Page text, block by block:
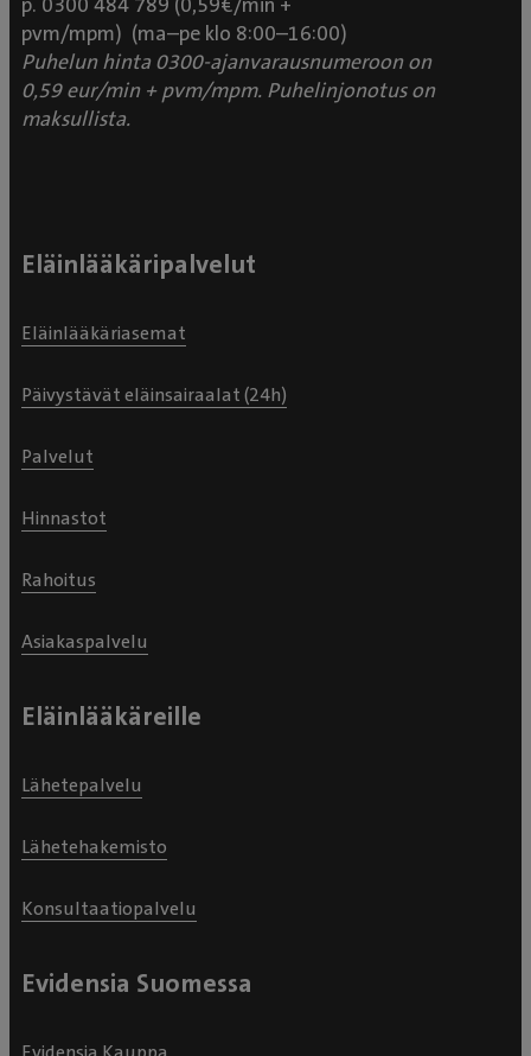
p. 0300 484 789 (0,59€/min +
pvm/mpm) (ma–pe klo 8:00–16:00)
Puhelun hinta 0300-ajanvarausnumeroon on
0,59 eur/min + pvm/mpm. Puhelinjonotus on
maksullista.
Eläinlääkäripalvelut
Eläinlääkäriasemat
Päivystävät eläinsairaalat (24h)
Palvelut
Hinnastot
Rahoitus
Asiakaspalvelu
Eläinlääkäreille
Lähetepalvelu
Lähetehakemisto
Konsultaatiopalvelu
Evidensia Suomessa